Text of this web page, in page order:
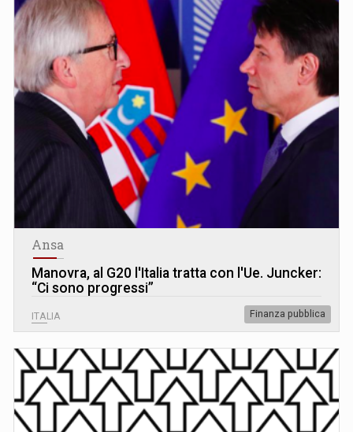
Ansa
Manovra, al G20 l'Italia tratta con l'Ue. Juncker:
“Ci sono progressi”
ITALIA Finanza pubblica